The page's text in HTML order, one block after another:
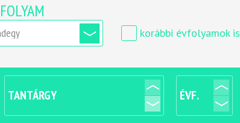
korábbi évfolyamok is
TANTÁRGY ÉVF.